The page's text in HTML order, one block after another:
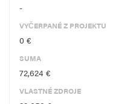
-
VYČERPANÉ Z PROJEKTU
0 €
SUMA
72,624 €
VLASTNÉ ZDROJE